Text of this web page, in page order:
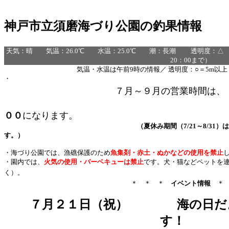
神戸市立須磨海づり公園の釣果情報
天気：晴 気温：26.0℃ 水温：25.0℃ 潮：長潮 透明度：△ 開
20：00まで）
気温・水温は午前9時の情報／ 透明度：○＝5m
・
７月～９月の営業時間は
００ になります。
（夏休み期間（7/21～8/31）は，無休で６：
す。）
・海づり公園では、漁礁保護のため魚集剤・赤土・ぬかなどの使用を禁止
・園内では、 火気の使用・バーベキューは禁止です。犬・猫などペットを
く）。
＊ ＊ ＊ イベント情報 ＊
７月２１日（祝） 海の日
す！